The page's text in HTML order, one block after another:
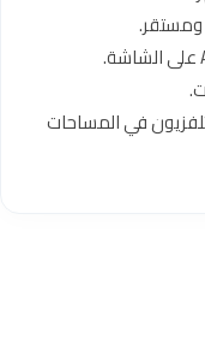
في المساحات